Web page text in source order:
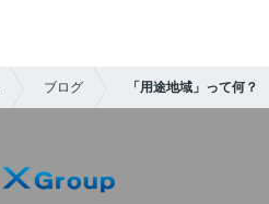
ブログ 「用途地域」って何？